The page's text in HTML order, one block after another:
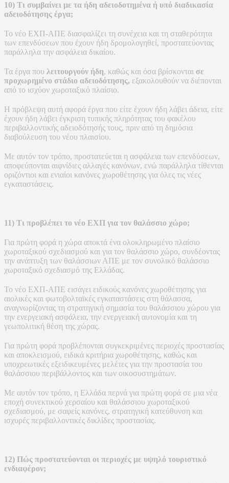
10) Τι συμβαίνει με τα ήδη αδειοδοτημένα ή υπό διαδικασία
αδειοδότησης έργα;
Το νέο ΕΧΠ-ΑΠΕ διασφαλίζει τη συνέχεια και τη σταθερότητα
των επενδύσεων που έχουν ήδη δρομολογηθεί, προστατεύοντας
παράλληλα την ασφάλεια δικαίου.
Τα έργα που λειτουργούν ήδη, καθώς και όσα βρίσκονται σε
προχωρημένο στάδιο αδειοδότησης, εξακολουθούν να διέπονται
από το ισχύον χωροταξικό πλαίσιο.
Η πρόβλεψη αυτή αφορά έργα που είτε έχουν ήδη λάβει άδεια, είτε
έχουν ήδη λάβει έγκριση τυπικής πληρότητας του φακέλου
περιβαλλοντικής αδειοδότησής τους, πριν από τη δημόσια
διαβούλευση του νέου πλαισίου.
Με αυτόν τον τρόπο, προστατεύεται η ασφάλεια των επενδύσεων,
αποφεύπονται αιφνίδιες αλλαγές κανόνων, ενώ παράλληλα τίθενται
οριζόντιοι και ενιαίοι κανόνες χωροθέτησης για όλες τις νέες
εγκαταστάσεις.
11) Τι προβλέπει το νέο ΕΧΠ για τον θαλάσσιο χώρο;
Για πρώτη φορά η χώρα αποκτά ένα ολοκληρωμένο πλαίσιο
χωροταξικού σχεδιασμού και για τον θαλάσσιο χώρο, συνδέοντας
την ανάπτυξη των θαλάσσιων ΑΠΕ με τον συνολικό θαλάσσιο
χωροταξικό σχεδιασμό της Ελλάδας.
Το νέο ΕΧΠ-ΑΠΕ εισάγει ειδικούς κανόνες χωροθέτησης για
αιολικές και φωτοβολταϊκές εγκαταστάσεις στη θάλασσα,
αναγνωρίζοντας τη στρατηγική σημασία του θαλάσσιου χώρου για
την ενεργειακή ασφάλεια, την ενεργειακή αυτονομία και τη
γεωπολιτική θέση της χώρας.
Για πρώτη φορά προβλέπονται συγκεκριμένες περιοχές προστασίας
και αποκλεισμού, ειδικά κριτήρια χωροθέτησης, καθώς και
υποχρεωτικές εξειδικευμένες μελέτες για την προστασία του
θαλάσσιου περιβάλλοντος και των οικοσυστημάτων.
Με αυτόν τον τρόπο, η Ελλάδα περνά για πρώτη φορά σε μια νέα
εποχή συνεκτικού χερσαίου και θαλάσσιου χωροταξικού
σχεδιασμού, με σαφείς κανόνες, στρατηγική κατεύθυνση και
ισχυρές περιβαλλοντικές δικλίδες προστασίας.
12) Πώς προστατεύονται οι περιοχές με υψηλό τουριστικό
ενδιαφέρον;